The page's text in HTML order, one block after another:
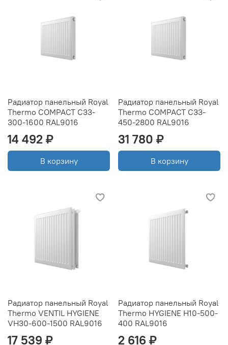
Радиатор панельный Royal
Thermo COMPACT C33-
300-1600 RAL9016
14 492 ₽
В корзину
Радиатор панельный Royal
Thermo COMPACT C33-
450-2800 RAL9016
31 780 ₽
В корзину
Радиатор панельный Royal
Thermo VENTIL HYGIENE
VH30-600-1500 RAL9016
17 539 ₽
Радиатор панельный Royal
Thermo HYGIENE H10-500-
400 RAL9016
2 616 ₽